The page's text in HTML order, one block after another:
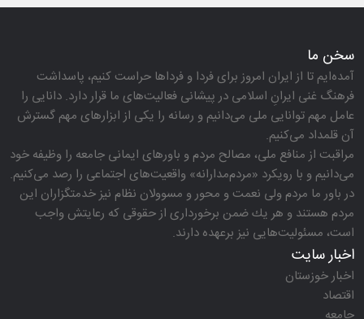
سخن ما
آمده‌ایم تا از ایران امروز برای فردا و فرداها حراست كنیم، پاسداشت
فرهنگ غنی ایرانِ اسلامی در پیشانی فعالیت‌های ما قرار دارد. دانایی را
عامل مهم توانایی ملی می‌دانیم و رسانه را یكی از ابزارهای مهم گسترش
آن قلمداد می‌كنیم.
مراقبت از منافع ملی، مصالح مردم و باورهای ایمانی جامعه را وظیفه خود
می‌دانیم و با رویكرد «مردم‌مدارانه‌» واقعیت‌های اجتماعی را رصد می‌كنیم.
در باور ما مردم ولی نعمت و محور و مسوولان نظام نیز خدمتگزاران این
مردم هستند و هر یك ضمن برخورداری از حقوقی كه رعایتش واجب
است، مسئولیت‌هایی نیز برعهده دارند.
اخبار سایت
اخبار خوزستان
اقتصاد